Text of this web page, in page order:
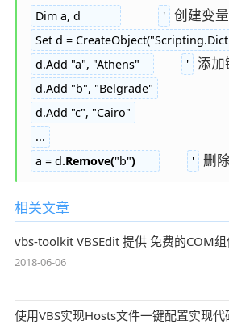
Dim a, d '
Set d =
d.Add "a", "Athens"
'
d.Add "b", "Belgrade"
d.Add "c", "Cairo"
...
a = d.Remove("b") ' 删
相关文章
vbs-toolkit VBSEdit 提供 免费的COM
2018-06-06
使用VBS实现Hosts文件一键配置实现代